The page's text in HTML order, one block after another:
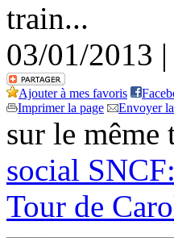
train...
03/01/2013
Ajouter à mes favoris
Imprimer la page
Envoyer
sur le même
social
Tour de